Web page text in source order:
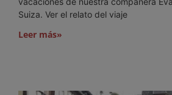
Suiza. Ver el relato del viaje
Leer más»